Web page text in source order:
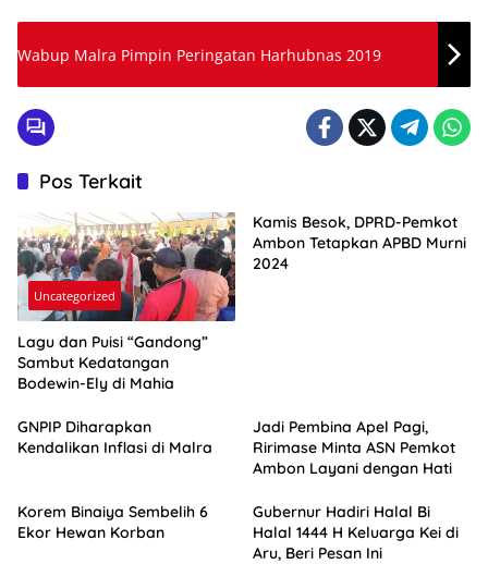
Wabup Malra Pimpin Peringatan Harhubnas 2019
Pos Terkait
Uncategorized
Lagu dan Puisi “Gandong”
Sambut Kedatangan
Bodewin-Ely di Mahia
Kamis Besok, DPRD-Pemkot
Ambon Tetapkan APBD Murni
2024
GNPIP Diharapkan
Kendalikan Inflasi di Malra
Jadi Pembina Apel Pagi,
Ririmase Minta ASN Pemkot
Ambon Layani dengan Hati
Korem Binaiya Sembelih 6
Ekor Hewan Korban
Gubernur Hadiri Halal Bi
Halal 1444 H Keluarga Kei di
Aru, Beri Pesan Ini